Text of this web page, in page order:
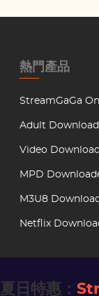
夏日特惠：
熱門產品
StreamGaGa
Adult
Video
MPD
M3U8
Netflix